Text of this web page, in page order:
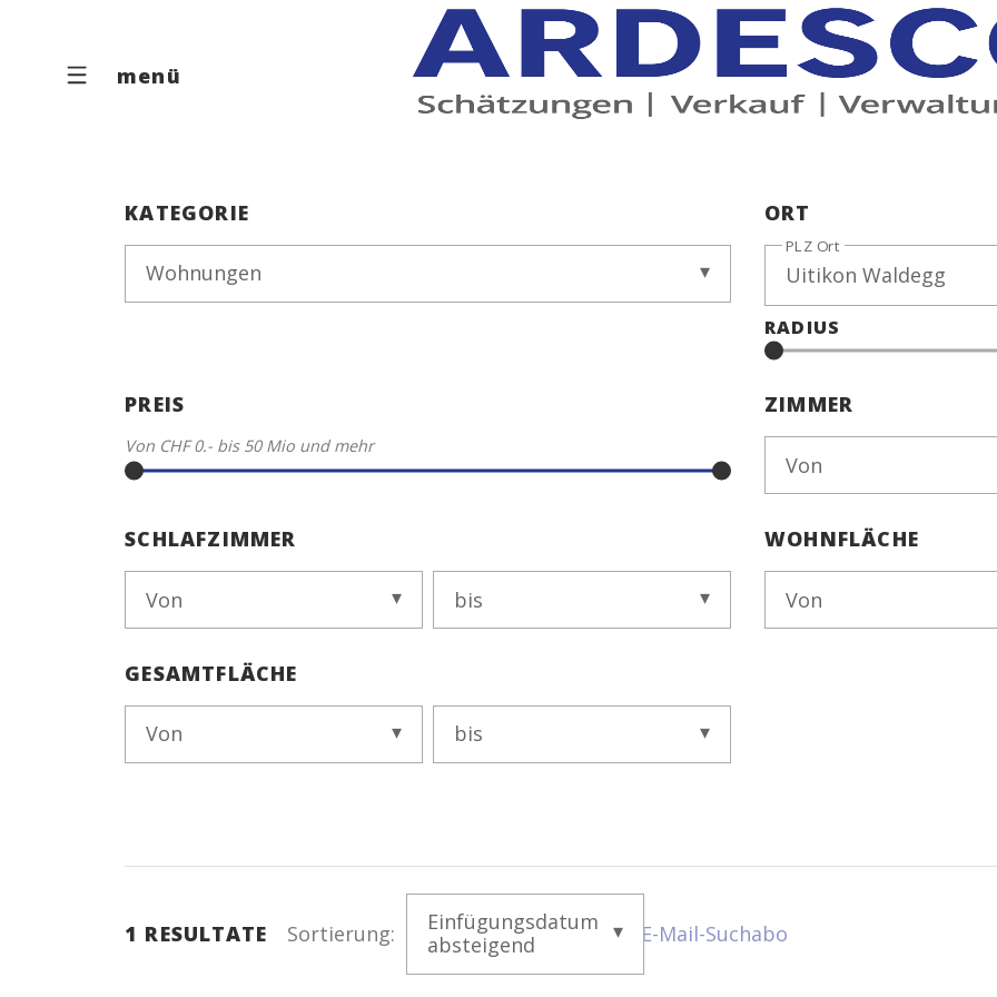
menü
KATEGORIE
Wohnungen
ORT
PLZ Ort
RADIUS
PREIS
Von CHF 0.- bis 50 Mio und mehr
ZIMMER
Von
SCHLAFZIMMER
Von bis
WOHNFLÄCHE
Von
GESAMTFLÄCHE
Von bis
1 RESULTATE Sortierung:
Einfügungsdatum
absteigend
E-Mail-Suchabo